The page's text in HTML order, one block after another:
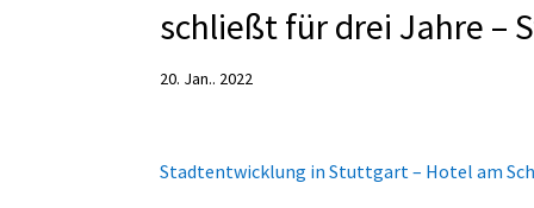
schließt für drei Jahre –
20. Jan.. 2022
Stadtentwicklung in Stuttgart – Hotel am